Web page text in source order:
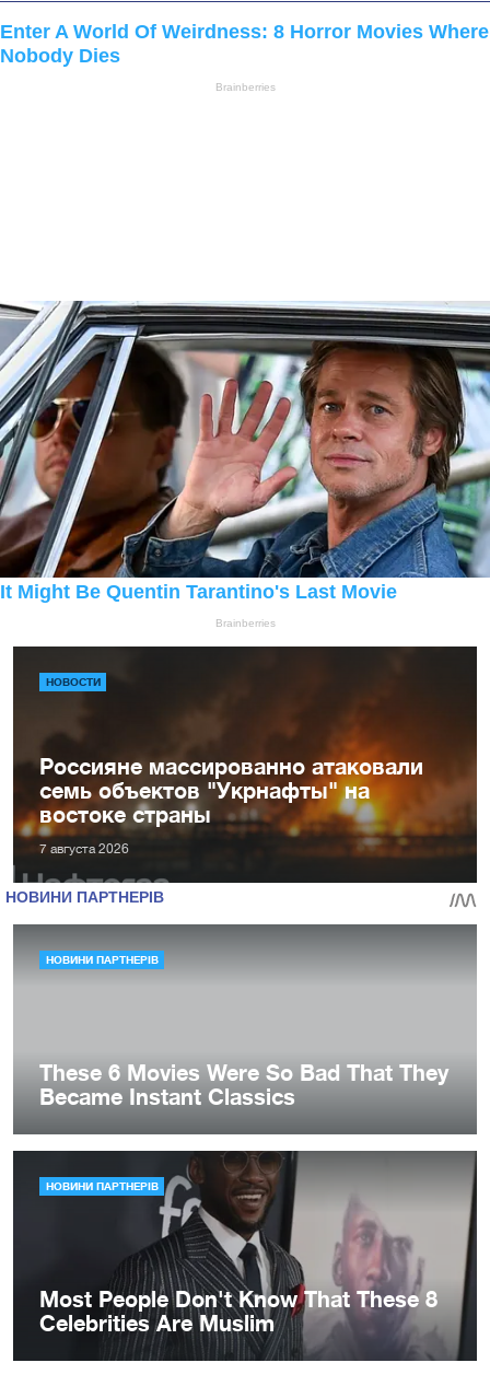
НОВОСТИ
Россияне массированно атаковали
семь объектов "Укрнафты" на
востоке страны
7 августа 2026